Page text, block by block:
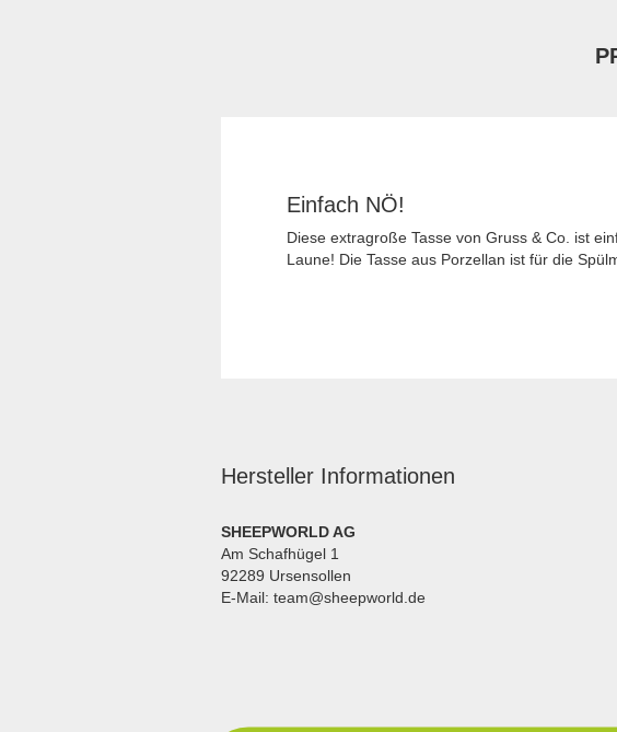
Einfach NÖ!
Diese extragroße Tasse von Gruss & Co. ist
Laune! Die Tasse aus Porzellan ist für die
Hersteller Informationen
SHEEPWORLD AG
Am Schafhügel 1
92289 Ursensollen
E-Mail: team@sheepworld.de